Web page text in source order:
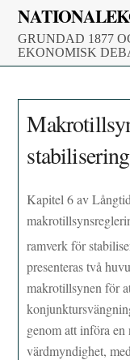
Skip
content
GRUNDAD 1877
EKONOMISK
Kapitel 6 av
ramverk för
presenteras två
makrotillsynen för
genom att införa
värdmyndighet,